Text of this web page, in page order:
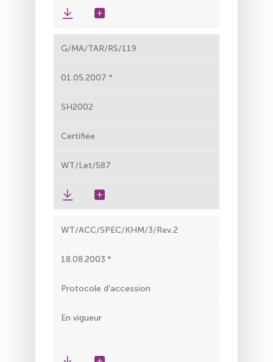
G/MA/TAR/RS/119
01.05.2007
SH2002
Certifiée
WT/Let/587
WT/ACC/SPEC/KHM/3/Rev.2
18.08.2003
Protocole d'accession
En vigueur